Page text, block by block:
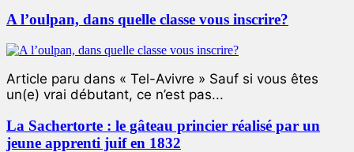
A l’oulpan, dans quelle classe vous inscrire?
Article paru dans « Tel-Avivre » Sauf si vous êtes
un(e) vrai débutant, ce n’est pas...
La Sachertorte : le gâteau princier réalisé par un
jeune apprenti juif en 1832